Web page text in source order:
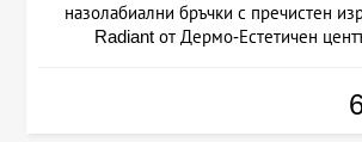
назолабиални бръчки с пречистен
Radiant от Дермо-Естетичен